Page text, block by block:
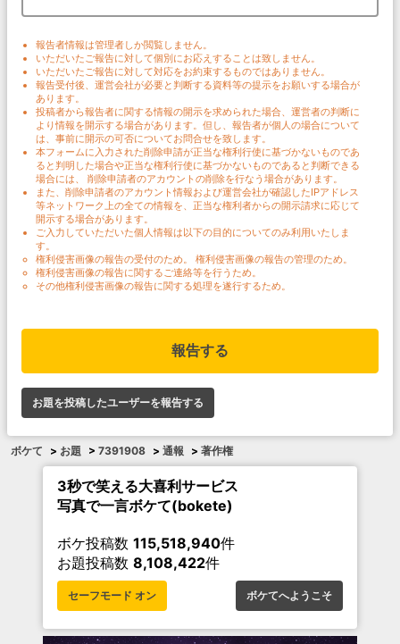
報告者情報は管理者しか閲覧しません。
いただいたご報告に対して個別にお応えすることは致しません。
いただいたご報告に対して対応をお約束するものではありません。
報告受付後、運営会社が必要と判断する資料等の提示をお願いする場合が
あります。
投稿者から報告者に関する情報の開示を求められた場合、運営者の判断に
より情報を開示する場合があります。但し、報告者が個人の場合について
は、事前に開示の可否についてお問合せを致します。
本フォームに入力された削除申請が正当な権利行使に基づかないものであ
ると判明した場合や正当な権利行使に基づかないものであると判断できる
場合には、 削除申請者のアカウントの削除を行なう場合があります。
また、削除申請者のアカウント情報および運営会社が確認したIPアドレス
等ネットワーク上の全ての情報を、正当な権利者からの開示請求に応じて
開示する場合があります。
ご入力していただいた個人情報は以下の目的についてのみ利用いたしま
す。
権利侵害画像の報告の受付のため。 権利侵害画像の報告の管理のため。
権利侵害画像の報告に関するご連絡等を行うため。
その他権利侵害画像の報告に関する処理を遂行するため。
報告する
お題を投稿したユーザーを報告する
ボケて > お題 > 7391908 > 通報 > 著作権
3秒で笑える大喜利サービス
写真で一言ボケて(bokete)
ボケ投稿数 115,518,940件
お題投稿数 8,108,422件
セーフモード オン ボケてへようこそ